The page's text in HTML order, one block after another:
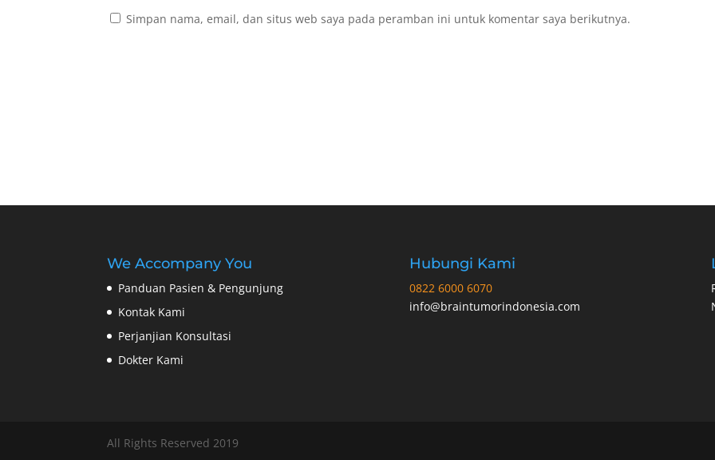
Simpan nama, email, dan situs web saya pada peramban ini untuk komentar saya berikutnya.
We Accompany You
Panduan Pasien & Pengunjung
Kontak Kami
Perjanjian Konsultasi
Dokter Kami
Hubungi Kami
0822 6000 6070
info@braintumorindonesia.com
All Rights Reserved 2019